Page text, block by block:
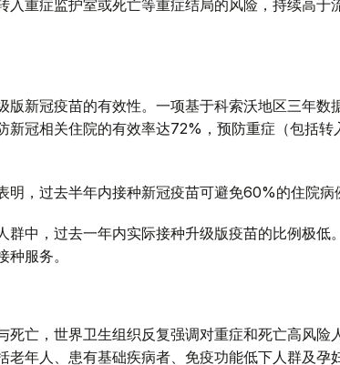
重症监护室或死亡等重症结局的风险，持续高于
版新冠疫苗的有效性。一项基于科索沃地区三年数
新冠相关住院的有效率达72%，预防重症（包括转
，过去半年内接种新冠疫苗可避免60%的住院病
中，过去一年内实际接种升级版疫苗的比例极低
服务。
亡，世界卫生组织反复强调对重症和死亡高风险
老年人、患有基础疾病者、免疫功能低下人群及孕